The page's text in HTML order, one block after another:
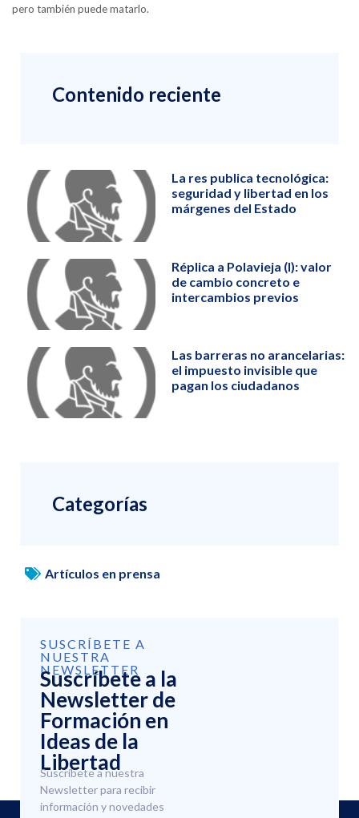
pero también puede matarlo.
Contenido reciente
La res publica tecnológica:
seguridad y libertad en los
márgenes del Estado
Réplica a Polavieja (I): valor
de cambio concreto e
intercambios previos
Las barreras no arancelarias:
el impuesto invisible que
pagan los ciudadanos
Categorías
Artículos en prensa
SUSCRÍBETE A
NUESTRA
NEWSLETTER
Suscríbete a la
Newsletter de
Formación en
Ideas de la
Libertad
Suscríbete a nuestra
Newsletter para recibir
información y novedades